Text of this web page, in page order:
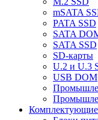
mSATA
PATA SSD
SATA
SATA SSD
SD-карты
U.2 и U.3
USB DOM
Комплектующие